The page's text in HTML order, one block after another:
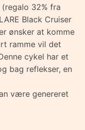
32% fra
Black Cruiser
ønsker at komme
ramme vil det
cykel har et
bag reflekser, en
være genereret